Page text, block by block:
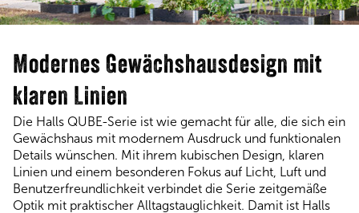
Modernes Gewächshausdesign mit
klaren Linien
Die Halls QUBE-Serie ist wie gemacht für alle, die sich ein
Gewächshaus mit modernem Ausdruck und funktionalen
Details wünschen. Mit ihrem kubischen Design, klaren
Linien und einem besonderen Fokus auf Licht, Luft und
Benutzerfreundlichkeit verbindet die Serie zeitgemäße
Optik mit praktischer Alltagstauglichkeit. Damit ist Halls